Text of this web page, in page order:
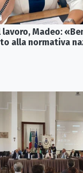
lavoro, Madeo:
alla normativa